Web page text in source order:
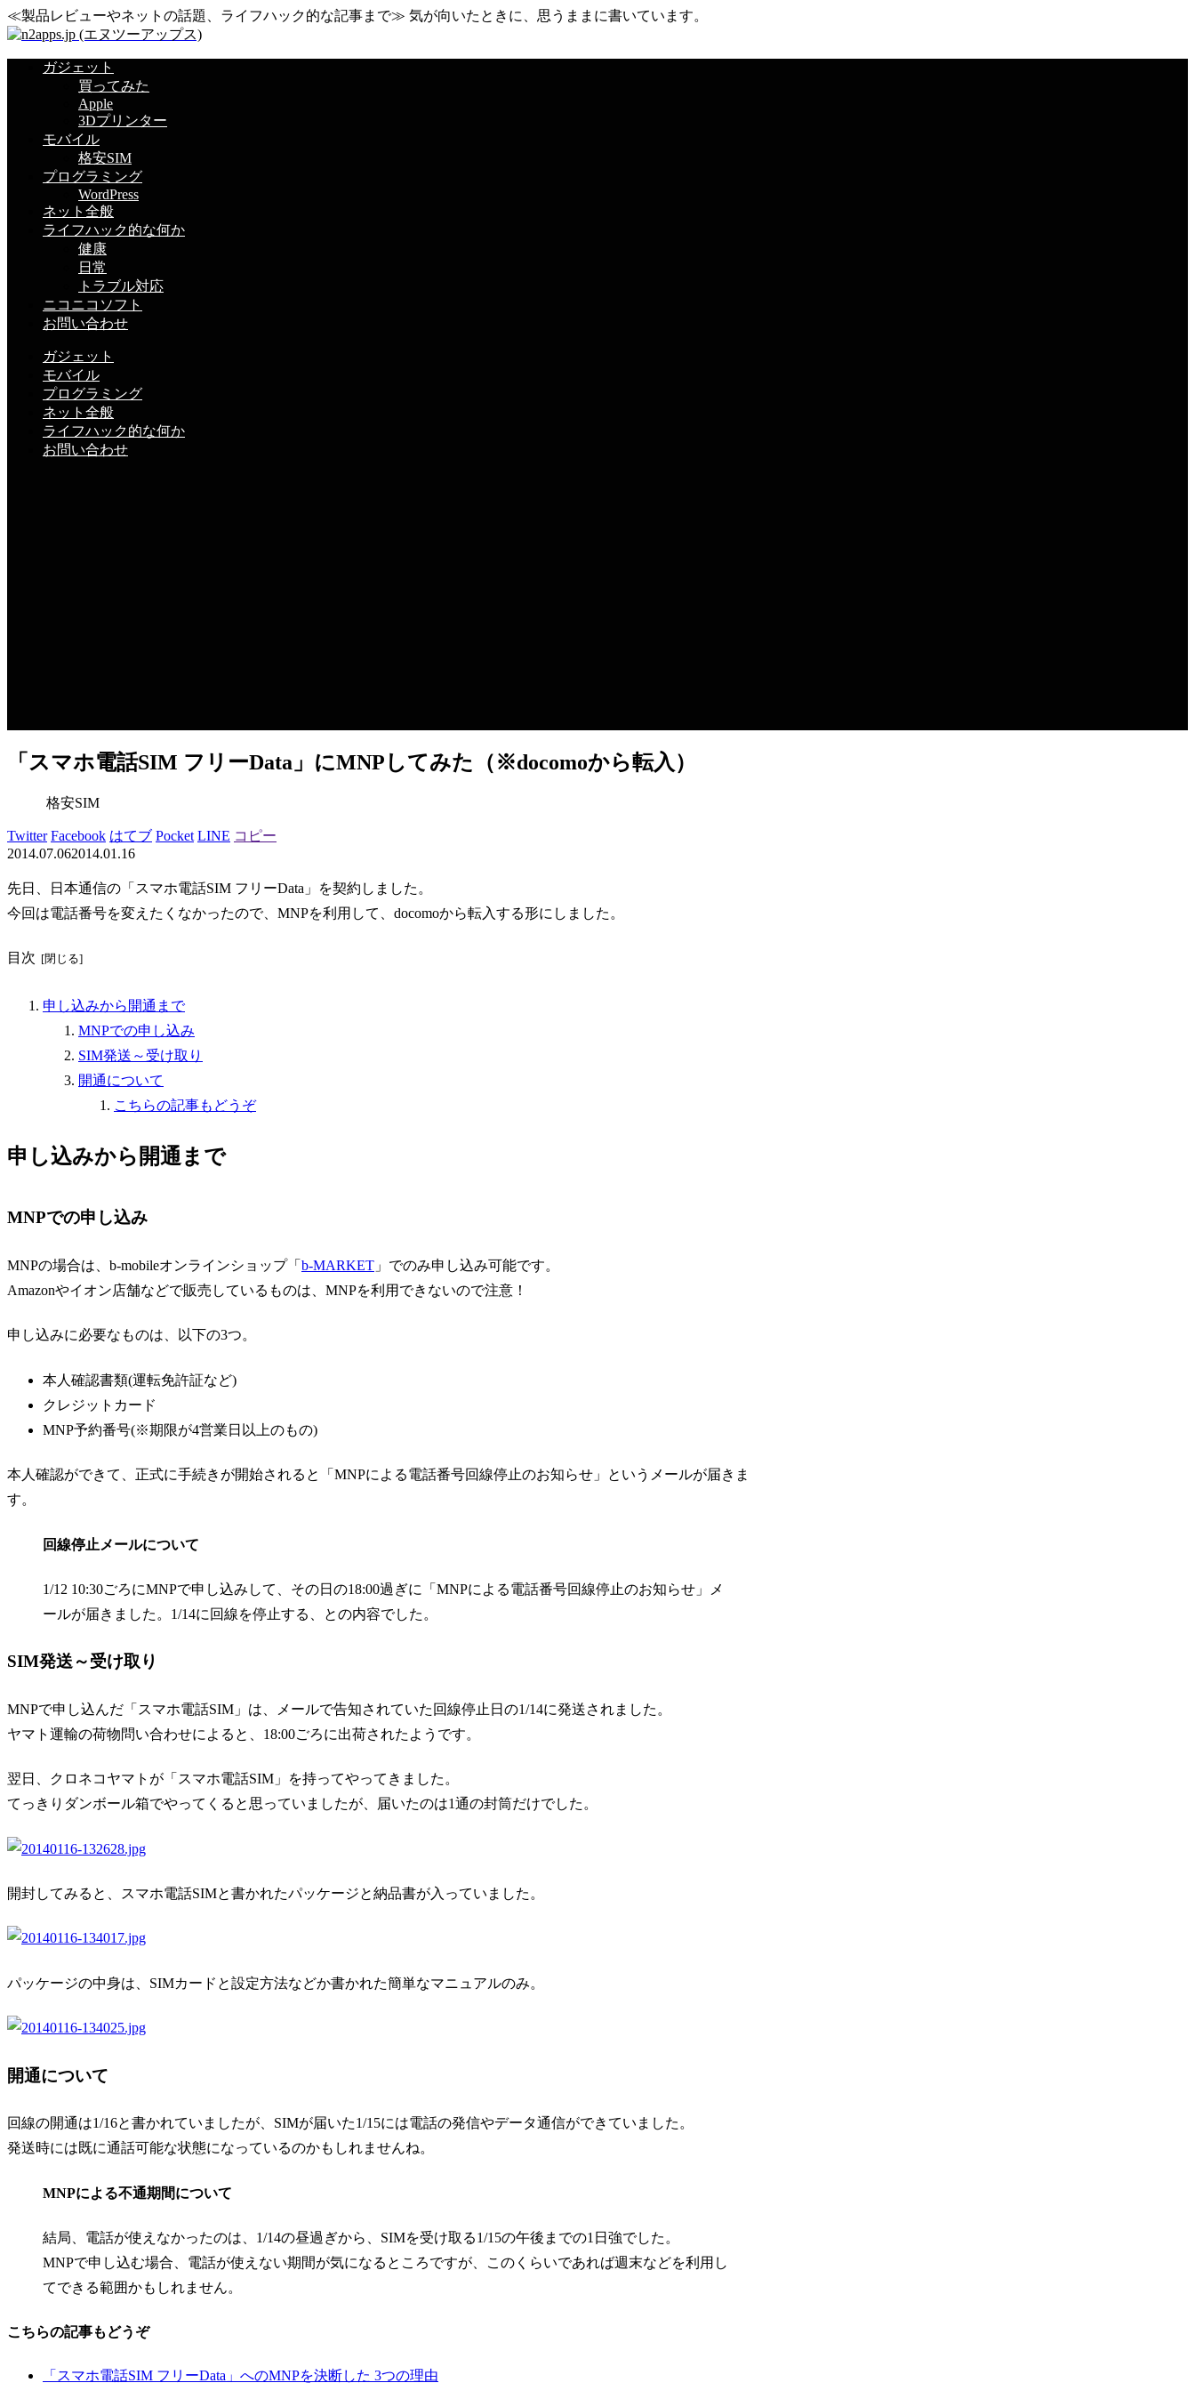
≪製品レビューやネットの話題、ライフハック的な記事まで≫ 気が向いたときに、思うままに書いています。
ガジェット
買ってみた
Apple
3Dプリンター
モバイル
格安SIM
プログラミング
WordPress
ネット全般
ライフハック的な何か
健康
日常
トラブル対応
ニコニコソフト
お問い合わせ
ガジェット
モバイル
プログラミング
ネット全般
ライフハック的な何か
お問い合わせ
「スマホ電話SIM フリーData」にMNPしてみた（※docomoから転入）
格安SIM
Twitter Facebook はてブ Pocket LINE コピー
2014.07.062014.01.16
先日、日本通信の「スマホ電話SIM フリーData」を契約しました。
今回は電話番号を変えたくなかったので、MNPを利用して、docomoから転入する形にしました。
目次
申し込みから開通まで
MNPでの申し込み
SIM発送～受け取り
開通について
こちらの記事もどうぞ
申し込みから開通まで
MNPでの申し込み
MNPの場合は、b-mobileオンラインショップ「 b-MARKET 」でのみ申し込み可能です。
Amazonやイオン店舗などで販売しているものは、MNPを利用できないので注意！
申し込みに必要なものは、以下の3つ。
本人確認書類(運転免許証など)
クレジットカード
MNP予約番号(※期限が4営業日以上のもの)
本人確認ができて、正式に手続きが開始されると「MNPによる電話番号回線停止のお知らせ」というメールが届きま
す。
回線停止メールについて
1/12 10:30ごろにMNPで申し込みして、その日の18:00過ぎに「MNPによる電話番号回線停止のお知らせ」メ
ールが届きました。1/14に回線を停止する、との内容でした。
SIM発送～受け取り
MNPで申し込んだ「スマホ電話SIM」は、メールで告知されていた回線停止日の1/14に発送されました。
ヤマト運輸の荷物問い合わせによると、18:00ごろに出荷されたようです。
翌日、クロネコヤマトが「スマホ電話SIM」を持ってやってきました。
てっきりダンボール箱でやってくると思っていましたが、届いたのは1通の封筒だけでした。
開封してみると、スマホ電話SIMと書かれたパッケージと納品書が入っていました。
パッケージの中身は、SIMカードと設定方法などか書かれた簡単なマニュアルのみ。
開通について
回線の開通は1/16と書かれていましたが、SIMが届いた1/15には電話の発信やデータ通信ができていました。
発送時には既に通話可能な状態になっているのかもしれませんね。
MNPによる不通期間について
結局、電話が使えなかったのは、1/14の昼過ぎから、SIMを受け取る1/15の午後までの1日強でした。
MNPで申し込む場合、電話が使えない期間が気になるところですが、このくらいであれば週末などを利用し
てできる範囲かもしれません。
こちらの記事もどうぞ
「スマホ電話SIM フリーData」へのMNPを決断した 3つの理由